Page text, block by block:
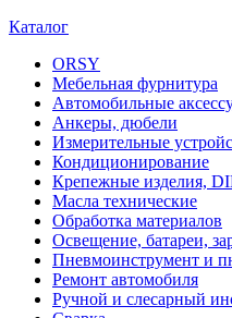
Каталог
ORSY
Мебельная фурнитура
Автомобильные
Анкеры, дюбели
Измерительные
Кондиционирование
Крепежные изделия,
Масла технические
Обработка материалов
Освещение, батареи,
Пневмоинструмент и
Ремонт автомобиля
Ручной и слесарный